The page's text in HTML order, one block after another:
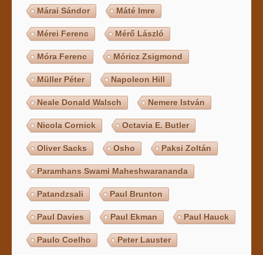
Márai Sándor Máté Imre
Mérei Ferenc Mérő László
Móra Ferenc Móricz Zsigmond
Müller Péter Napoleon Hill
Neale Donald Walsch Nemere István
Nicola Cornick Octavia E. Butler
Oliver Sacks Osho Paksi Zoltán
Paramhans Swami Maheshwarananda
Patandzsali Paul Brunton
Paul Davies Paul Ekman Paul Hauck
Paulo Coelho Peter Lauster